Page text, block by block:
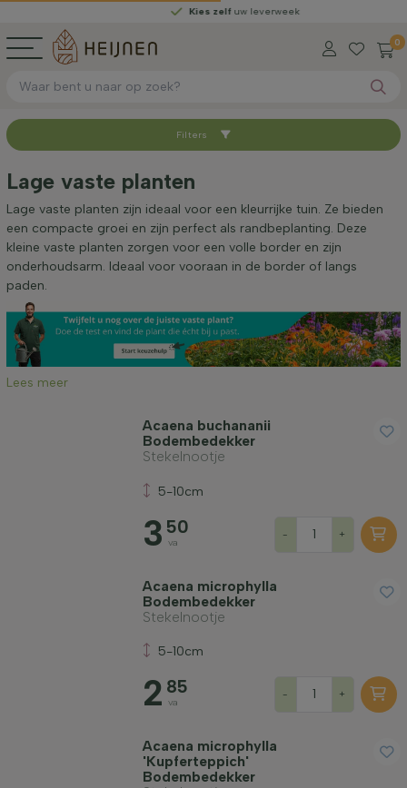
Kies zelfuw leverweek
0
Sorteer op
Beschikbaar
Hoogte bij levering (cm)
Volwassen hoogte (cm)
Geslacht
Filters
Lage vaste planten
Lage vaste planten zijn ideaal voor een kleurrijke tuin. Ze bieden
een compacte groei en zijn perfect als randbeplanting. Deze
kleine vaste planten zorgen voor een volle border en zijn
onderhoudsarm. Ideaal voor vooraan in de border of langs
paden.
Lees meer
Acaena buchananii
Bodembedekker
Stekelnootje
5-10cm
3 50
va
- +
Acaena microphylla
Bodembedekker
Stekelnootje
5-10cm
2 85
va
- +
Acaena microphylla
'Kupferteppich'
Bodembedekker